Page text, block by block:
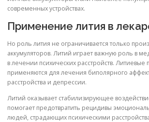
современных устройствах.
Применение лития в
Но роль лития не ограничивается только
аккумуляторов. Литий играет важную роль в
в лечении психических расстройств. Литиевые
применяются для лечения биполярного
расстройства и депрессии.
Литий оказывает стабилизирующее
помогает предотвратить рецидивы
людей, страдающих психическими